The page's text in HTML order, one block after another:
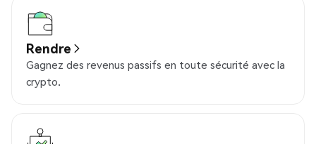
Rendre
Gagnez des revenus passifs en toute sécurité avec la
crypto.